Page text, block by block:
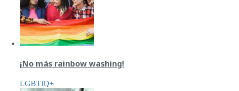
¡No más rainbow washing!
LGBTIQ+